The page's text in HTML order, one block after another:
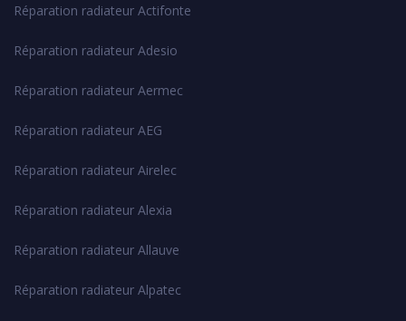
Réparation radiateur Actifonte
Réparation radiateur Adesio
Réparation radiateur Aermec
Réparation radiateur AEG
Réparation radiateur Airelec
Réparation radiateur Alexia
Réparation radiateur Allauve
Réparation radiateur Alpatec